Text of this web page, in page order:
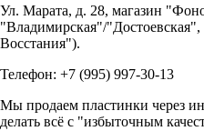
Ул. Марата, д. 28, магазин
"Владимирская"/
Восстания").
Телефон: +7 (995) 997-30-13
Мы продаем пластинки через
делать всё с "избыточным